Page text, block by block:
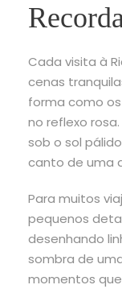
Cada visita à
cenas
forma como
no reflexo
sob o sol
canto de uma
Para muitos
pequenos
desenhando
sombra de
momentos